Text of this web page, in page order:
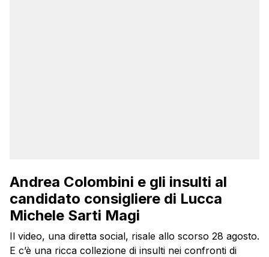
Andrea Colombini e gli insulti al
candidato consigliere di Lucca
Michele Sarti Magi
Il video, una diretta social, risale allo scorso 28 agosto.
E c’è una ricca collezione di insulti nei confronti di